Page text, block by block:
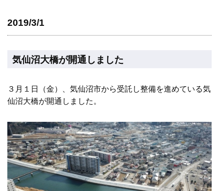
2019/3/1
気仙沼大橋が開通しました
３月１日（金）、気仙沼市から受託し整備を進めている気
仙沼大橋が開通しました。